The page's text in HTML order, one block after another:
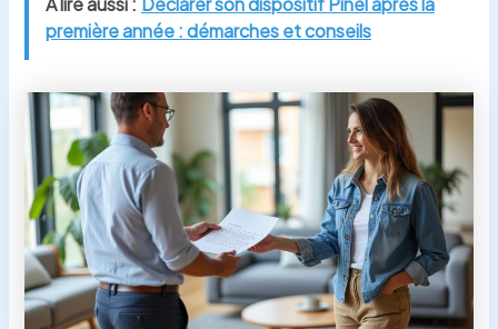
première année : démarches et conseils